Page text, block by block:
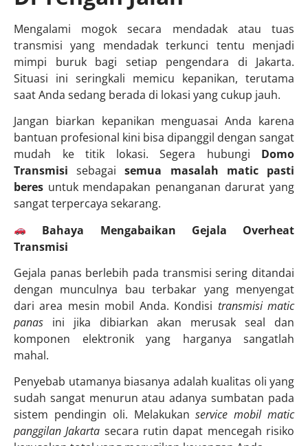
Mengalami mogok secara mendadak atau tuas
transmisi yang mendadak terkunci tentu menjadi
mimpi buruk bagi setiap pengendara di Jakarta.
Situasi ini seringkali memicu kepanikan, terutama
saat Anda sedang berada di lokasi yang cukup jauh.
Jangan biarkan kepanikan menguasai Anda karena
bantuan profesional kini bisa dipanggil dengan sangat
mudah ke titik lokasi. Segera hubungi Domo
Transmisi sebagaisemua masalah matic pasti
beres untuk mendapakan penanganan darurat yang
sangat terpercaya sekarang.
Bahaya Mengabaikan Gejala Overheat
Transmisi
Gejala panas berlebih pada transmisi sering ditandai
dengan munculnya bau terbakar yang menyengat
dari area mesin mobil Anda. Kondisi transmisi matic
panas ini jika dibiarkan akan merusak seal dan
komponen elektronik yang harganya sangatlah
mahal.
Penyebab utamanya biasanya adalah kualitas oli yang
sudah sangat menurun atau adanya sumbatan pada
sistem pendingin oli. Melakukanservice mobil matic
panggilan Jakarta secara rutin dapat mencegah risiko